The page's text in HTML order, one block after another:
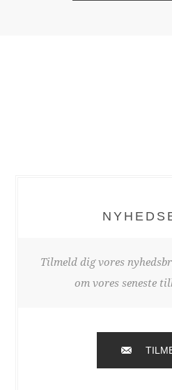
Tilmeld dig vores
om vores seneste